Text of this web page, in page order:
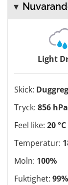
Light
Skick:
Tryck: 856 hPa
Feel like: 20 °C
Temperatur:
Moln: 100%
Fuktighet: 99%